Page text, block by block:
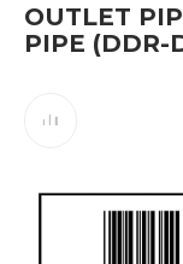
OUTLET
PIPE (DDR-